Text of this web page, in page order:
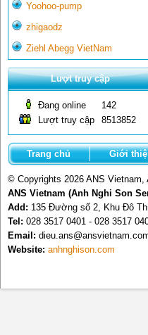
Yoohoo-pump
zhigaodz
Ziehl Abegg VietNam
Lượt truy cập
Đang online
142
Lượt truy cập
8513852
Trang chủ Giới
© Copyrights 2026 ANS Vietnam,
ANS Vietnam (Anh Nghi Son
Add: 135 Đường số 2, Khu Đô
Tel: 028 3517 0401 - 028 3517
Email:
Website: anhnghison.com